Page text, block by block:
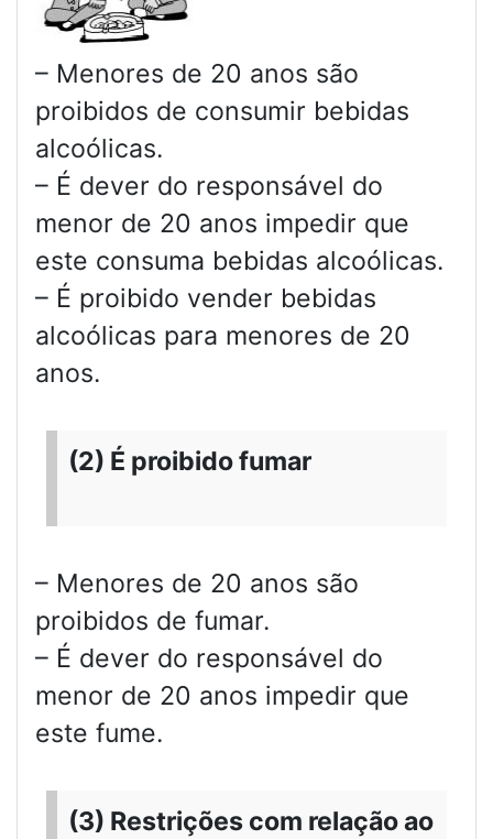
– Menores de 20 anos são
proibidos de consumir bebidas
alcoólicas.
– É dever do responsável do
menor de 20 anos impedir que
este consuma bebidas alcoólicas.
– É proibido vender bebidas
alcoólicas para menores de 20
anos.
(2) É proibido fumar
– Menores de 20 anos são
proibidos de fumar.
– É dever do responsável do
menor de 20 anos impedir que
este fume.
(3) Restrições com relação ao